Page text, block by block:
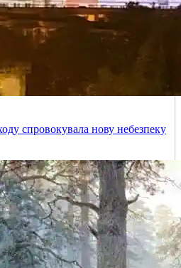
спровокувала нову небезпеку